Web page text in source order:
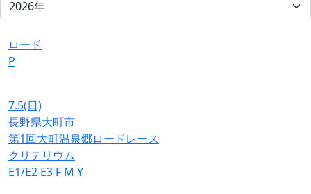
ロード
P
7.5(日)
長野県大町市
第1回大町温泉郷ロードレース
クリテリウム
E1/E2 E3 F M Y